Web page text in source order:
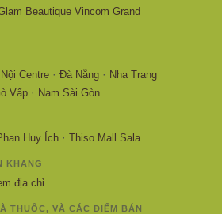
Beautique Vincom Grand
Centre · Đà Nẵng · Nha Trang
Vấp · Nam Sài Gòn
Huy Ích · Thiso Mall Sala
KHANG
địa chỉ
THUỐC, VÀ CÁC ĐIỂM BÁN